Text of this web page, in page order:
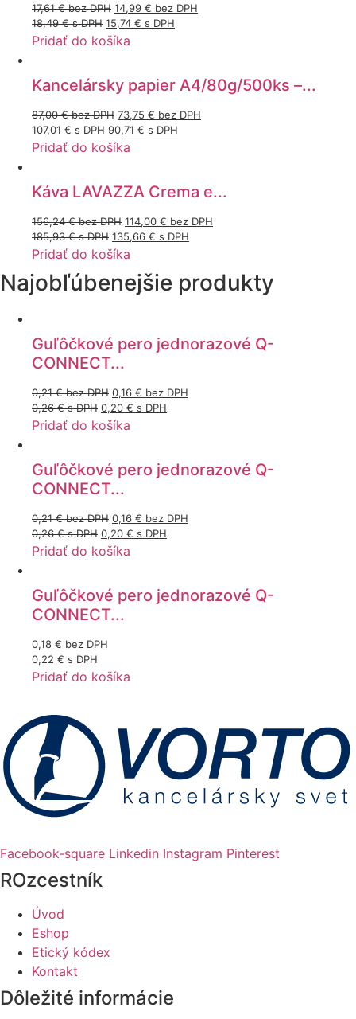
17,61€bez DPH 14,99 € bez DPH
18,49€s DPH 15,74 € s DPH
Pridať do košíka
Kancelársky papier A4/80g/500ks –...
87,00€bez DPH 73,75 € bez DPH
107,01€s DPH 90,71 € s DPH
Pridať do košíka
Káva LAVAZZA Crema e...
156,24€bez DPH 114,00 € bez DPH
185,93€s DPH 135,66 € s DPH
Pridať do košíka
Najobľúbenejšie produkty
Guľôčkové pero jednorazové Q-
CONNECT...
0,21€bez DPH 0,16 € bez DPH
0,26€s DPH 0,20 € s DPH
Pridať do košíka
Guľôčkové pero jednorazové Q-
CONNECT...
0,21€bez DPH 0,16 € bez DPH
0,26€s DPH 0,20 € s DPH
Pridať do košíka
Guľôčkové pero jednorazové Q-
CONNECT...
0,18 € bez DPH
0,22 € s DPH
Pridať do košíka
Facebook-square Linkedin Instagram Pinterest
ROzcestník
Úvod
Eshop
Etický kódex
Kontakt
Dôležité informácie